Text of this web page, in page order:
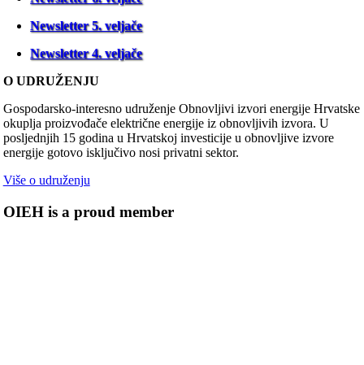
Newsletter 5. veljače
Newsletter 4. veljače
O UDRUŽENJU
Gospodarsko-interesno udruženje Obnovljivi izvori energije Hrvatske
okuplja proizvođače električne energije iz obnovljivih izvora. U
posljednjih 15 godina u Hrvatskoj investicije u obnovljive izvore
energije gotovo isključivo nosi privatni sektor.
Više o udruženju
OIEH is a proud member